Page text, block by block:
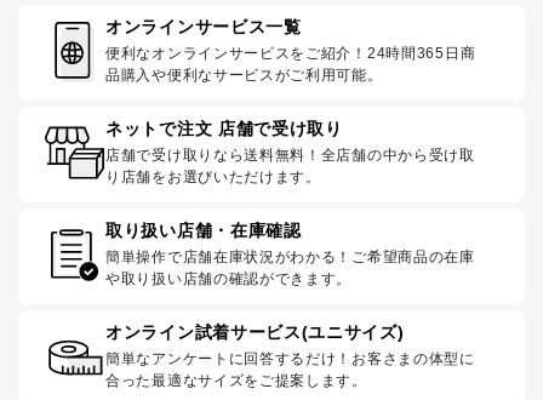
オンラインサービス一覧
便利なオンラインサービスをご紹介！24時間365日商
品購入や便利なサービスがご利用可能。
ネットで注文 店舗で受け取り
店舗で受け取りなら送料無料！全店舗の中から受け取
り店舗をお選びいただけます。
取り扱い店舗・在庫確認
簡単操作で店舗在庫状況がわかる！ご希望商品の在庫
や取り扱い店舗の確認ができます。
オンライン試着サービス(ユニサイズ)
簡単なアンケートに回答するだけ！お客さまの体型に
合った最適なサイズをご提案します。